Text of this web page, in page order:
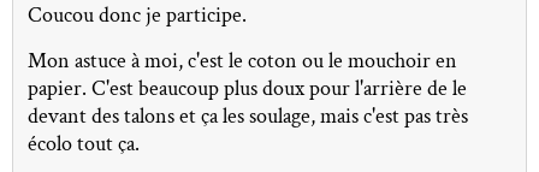
Coucou donc je participe.
Mon astuce à moi, c'est le coton ou le mouchoir en
papier. C'est beaucoup plus doux pour l'arrière de le
devant des talons et ça les soulage, mais c'est pas très
écolo tout ça.